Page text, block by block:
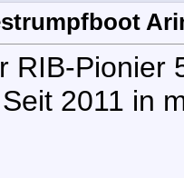
RIB-Pionier
2011 in